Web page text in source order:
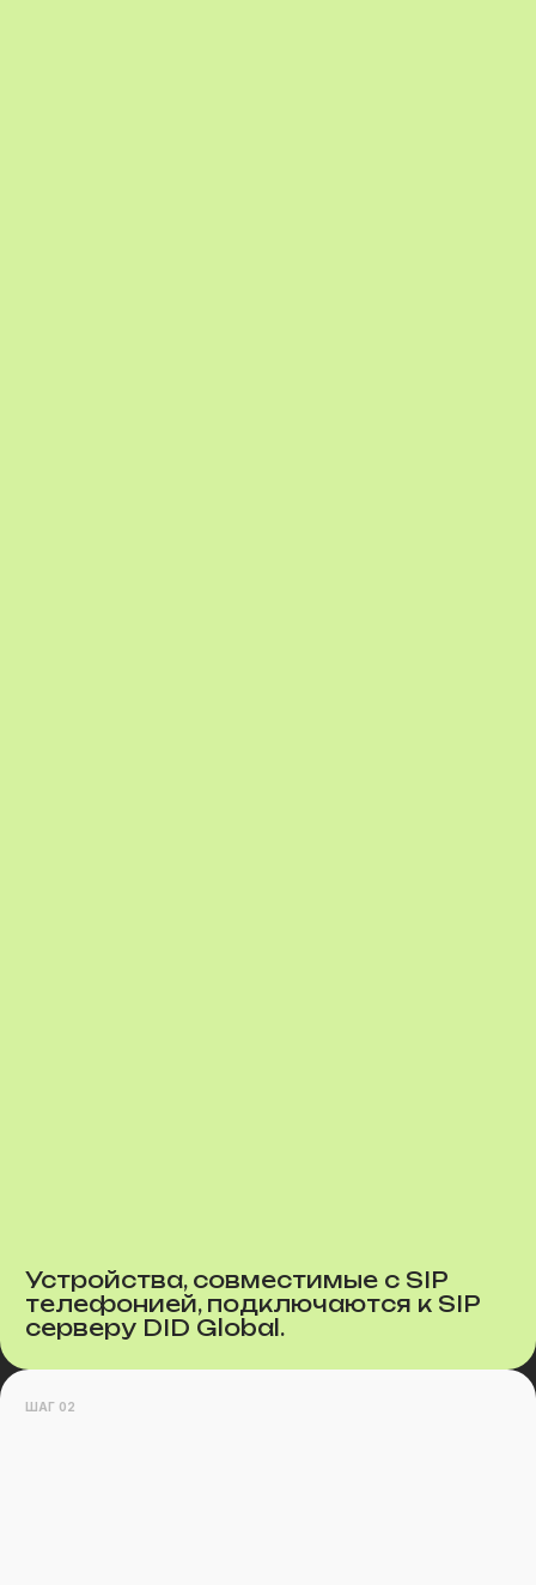
Устройства, совместимые с SIP
телефонией, подключаются к SIP
серверу DID Global.
ШАГ 02